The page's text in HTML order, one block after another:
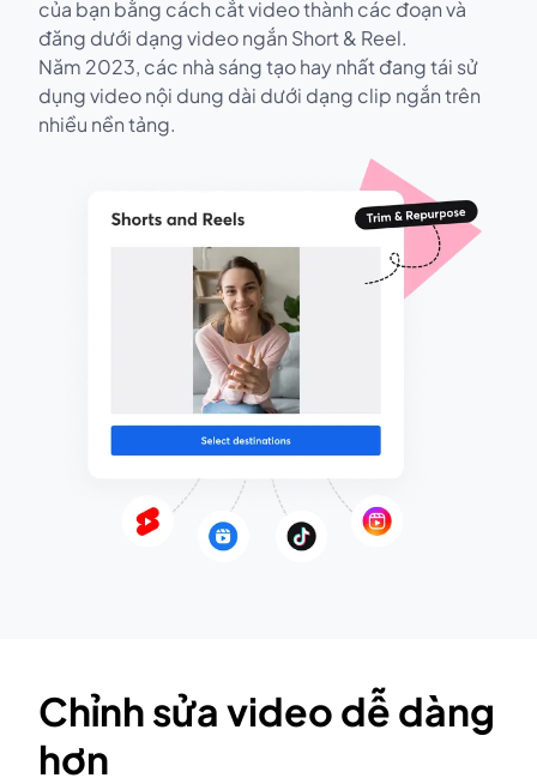
của bạn bằng cách cắt video thành các đoạn và
đăng dưới dạng video ngắn Short & Reel.
Năm 2023, các nhà sáng tạo hay nhất đang tái sử
dụng video nội dung dài dưới dạng clip ngắn trên
nhiều nền tảng.
Chỉnh sửa video dễ dàng
hơn